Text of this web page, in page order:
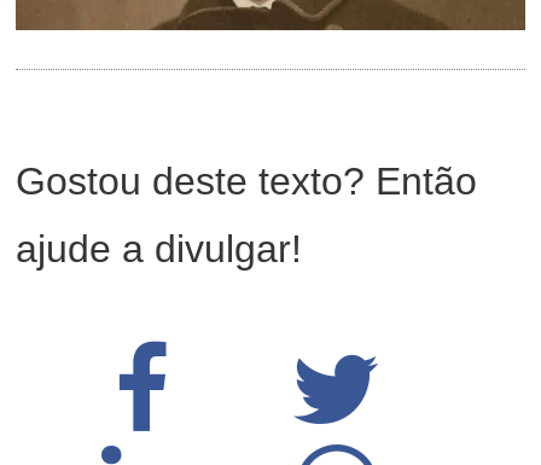
Gostou deste texto? Então
ajude a divulgar!